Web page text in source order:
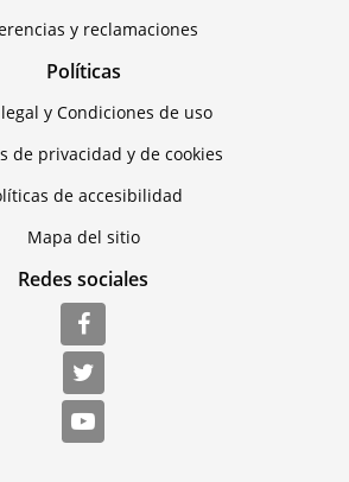
y reclamaciones
Políticas
y Condiciones de uso
de privacidad y de cookies
de accesibilidad
Mapa del sitio
Redes sociales